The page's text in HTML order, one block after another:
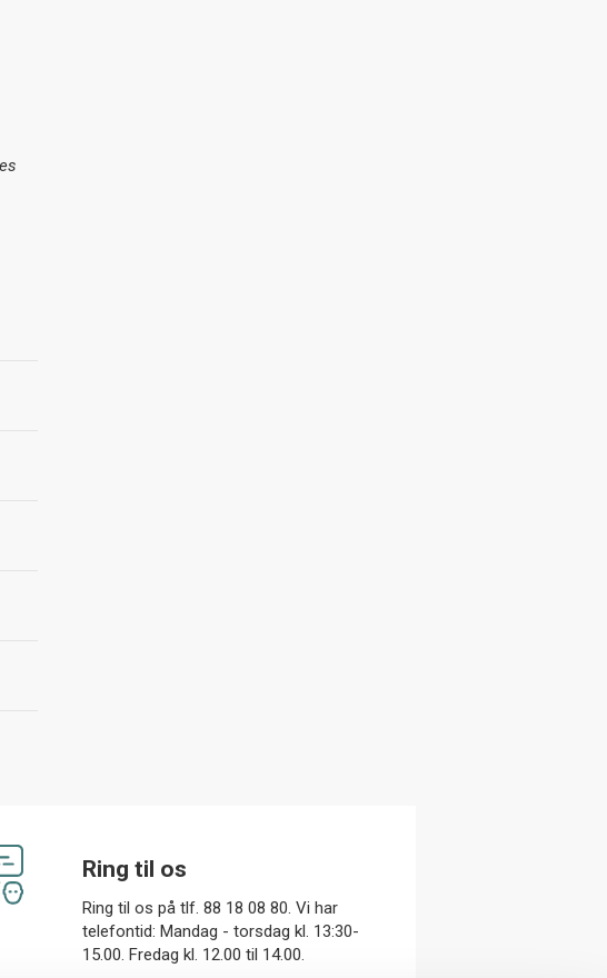
Ring til os
Ring til os på tlf. 88 18 08 80. Vi har
telefontid: Mandag - torsdag kl. 13:30-
15.00. Fredag kl. 12.00 til 14.00.